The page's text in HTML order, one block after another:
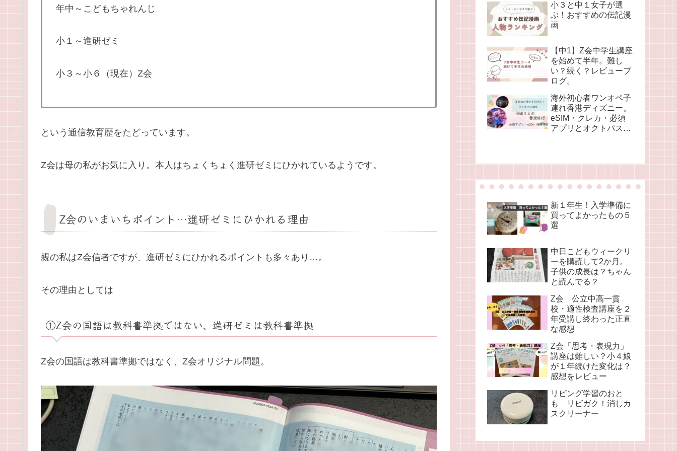
年中～こどもちゃれんじ
小１～進研ゼミ
小３～小６（現在）Z会
という通信教育歴をたどっています。
Z会は母の私がお気に入り。本人はちょくちょく進研ゼミにひかれているようです。
Z会のいまいちポイント…進研ゼミにひかれる理由
親の私はZ会信者ですが、進研ゼミにひかれるポイントも多々あり…。
その理由としては
①Z会の国語は教科書準拠ではない、進研ゼミは教科書準拠
Z会の国語は教科書準拠ではなく、Z会オリジナル問題。
小３と中１女子が選
ぶ！おすすめの伝記漫
画
【中1】Z会中学生講座
を始めて半年。難し
い？続く？レビューブ
ログ。
海外初心者ワンオペ子
連れ香港ディズニー。
eSIM・クレカ・必須
アプリとオクトパス
新１年生！入学準備に
買ってよかったもの５
選
中日こどもウィークリ
ーを購読して2か月。
子供の成長は？ちゃん
と読んでる？
Z会 公立中高一貫
校・適性検査講座を２
年受講し終わった正直
な感想
Z会「思考・表現力」
講座は難しい？小４娘
が１年続けた変化は？
感想をレビュー
リビング学習のおと
も リビガク！消しカ
スクリーナー